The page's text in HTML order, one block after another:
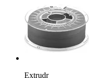
Extrudr